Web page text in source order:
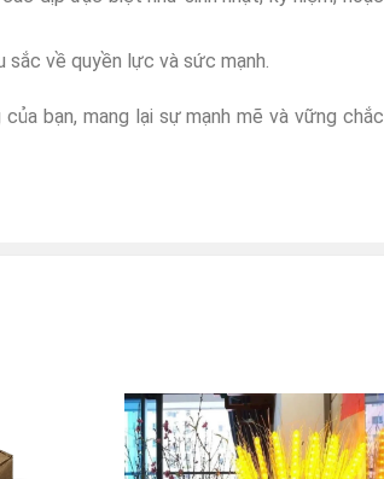
về quyền lực và sức mạnh.
bạn, mang lại sự mạnh mẽ và vững chắc